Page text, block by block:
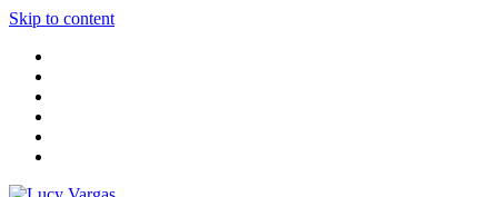
Skip to content